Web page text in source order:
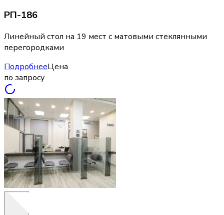
РП-186
Линейный стол на 19 мест с матовыми стеклянными
перегородками
ПодробнееЦена
по запросу